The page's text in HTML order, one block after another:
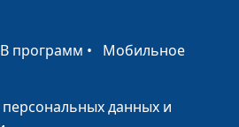
Василий Ничик,
Юлия Синицына,
программ • Мобильное
данных и